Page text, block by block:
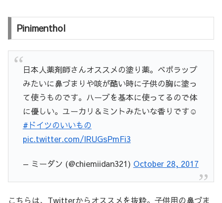
Pinimenthol
日本人薬剤師さんオススメの塗り薬。ベポラップ
みたいに鼻づまりや咳が酷い時に子供の胸に塗っ
て使うものです。ハーブを基本に使ってるので体
に優しい。ユーカリ＆ミントみたいな香りです☺️
#ドイツのいいもの
pic.twitter.com/lRUGsPmFi3
— ミーダン (@chiemiidan321) October 28, 2017
こちらは、Twitterからオススメを抜粋。子供用の鼻づま